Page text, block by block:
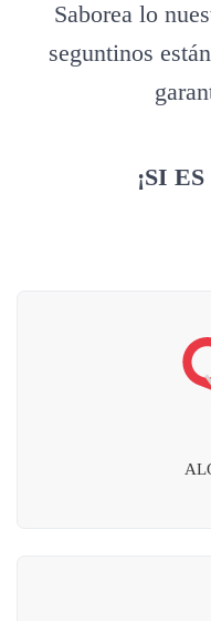
Saborea lo
seguntinos
¡SI